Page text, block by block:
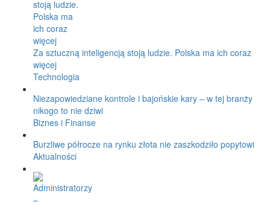
Za sztuczną inteligencją stoją ludzie. Polska ma ich coraz
więcej
Technologia
Niezapowiedziane kontrole i bajońskie kary – w tej branży
nikogo to nie dziwi
Biznes i Finanse
Burzliwe półrocze na rynku złota nie zaszkodziło popytowi
Aktualności